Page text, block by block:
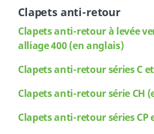
Clapets anti-retour
Clapets anti-retour à levée
alliage 400 (en anglais)
Clapets anti-retour séries C
Clapets anti-retour série CH
Clapets anti-retour séries CP